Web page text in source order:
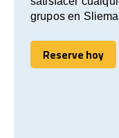
grupos en
Reserve hoy
Reserve hoy